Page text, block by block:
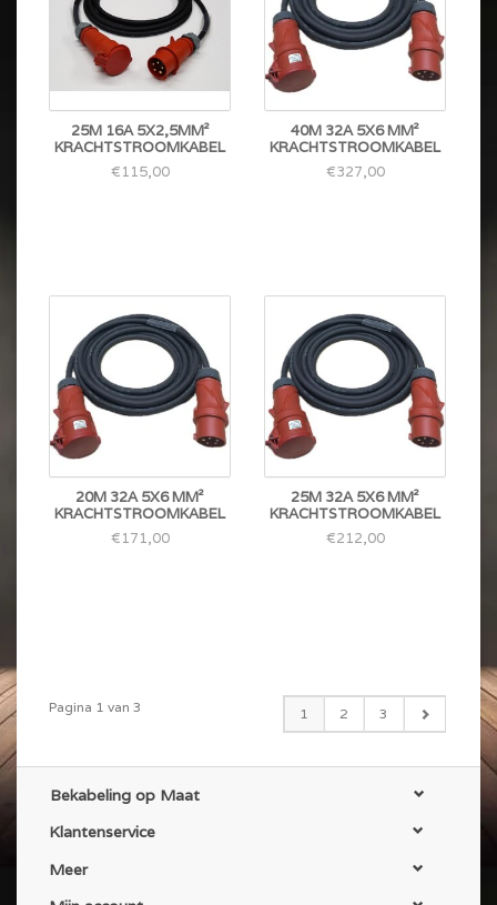
25M 16A 5X2,5MM²
KRACHTSTROOMKABEL
€115,00
40M 32A 5X6 MM²
KRACHTSTROOMKABEL
€327,00
20M 32A 5X6 MM²
KRACHTSTROOMKABEL
€171,00
25M 32A 5X6 MM²
KRACHTSTROOMKABEL
€212,00
Pagina 1 van 3 1 2 3
Bekabeling op Maat
Klantenservice
Meer